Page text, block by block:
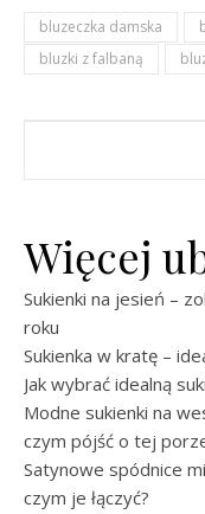
bluzeczka damska
bluzki z falbaną
Więcej
Sukienki na jesień –
roku
Sukienka w kratę –
Jak wybrać idealną
Modne sukienki na
czym pójść o tej
Satynowe spódnice
czym je łączyć?